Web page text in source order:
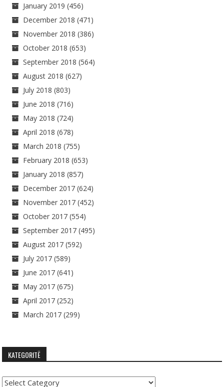
January 2019 (456)
December 2018 (471)
November 2018 (386)
October 2018 (653)
September 2018 (564)
August 2018 (627)
July 2018 (803)
June 2018 (716)
May 2018 (724)
April 2018 (678)
March 2018 (755)
February 2018 (653)
January 2018 (857)
December 2017 (624)
November 2017 (452)
October 2017 (554)
September 2017 (495)
August 2017 (592)
July 2017 (589)
June 2017 (641)
May 2017 (675)
April 2017 (252)
March 2017 (299)
KATEGORITË
Kategoritë